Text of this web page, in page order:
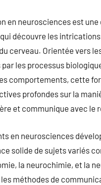
en neurosciences est une
découvre les intrications
cerveau. Orientée vers
par les processus
comportements, cette
profondes sur la
et communique avec le
en neurosciences
solide de sujets variés
la neurochimie, et la
méthodes de